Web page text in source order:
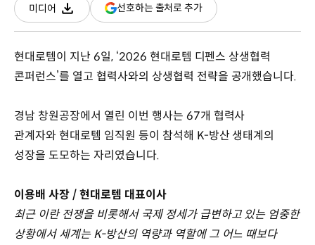
미디어
다운로드
선호하는 출처로 추가(새
창
현대로템이 지난 6일, ‘2026 현대로템 디펜스 상생협력
콘퍼런스’를 열고 협력사와의 상생협력 전략을 공개했습니다.
경남 창원공장에서 열린 이번 행사는 67개 협력사
관계자와 현대로템 임직원 등이 참석해 K-방산 생태계의
성장을 도모하는 자리였습니다.
이용배 사장 / 현대로템 대표이사
최근 이란 전쟁을 비롯해서 국제 정세가 급변하고 있는 엄중한
상황에서 세계는 K-방산의 역량과 역할에 그 어느 때보다